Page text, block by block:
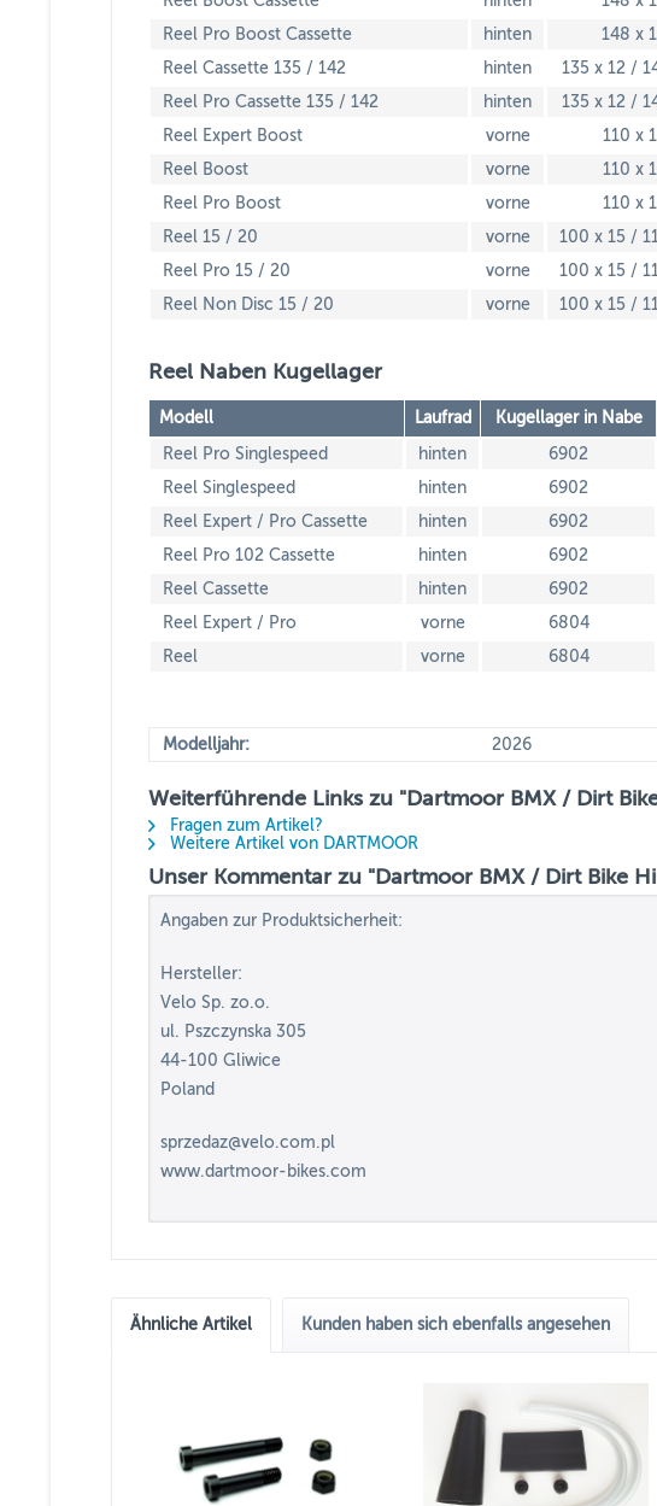
Reel Pro Boost Cassette
hinten 148 x
Reel Cassette 135 / 142
hinten 135 x 12 /
Reel Pro Cassette 135 / 142
hinten 135 x 12 /
Reel Expert Boost
vorne 110 x
Reel Boost
vorne 110 x
Reel Pro Boost
vorne 110 x
Reel 15 / 20
vorne 100 x 15 /
Reel Pro 15 / 20
vorne 100 x 15 /
Reel Non Disc 15 / 20
vorne 100 x 15 /
Reel Naben Kugellager
Modell Laufrad Kugellager in Nabe
Reel Pro Singlespeed
hinten 6902
Reel Singlespeed
hinten 6902
Reel Expert / Pro Cassette
hinten 6902
Reel Pro 102 Cassette
hinten 6902
Reel Cassette
hinten 6902
Reel Expert / Pro
vorne 6804
Reel
vorne 6804
Modelljahr: 2026
Weiterführende Links zu "Dartmoor BMX / Dirt
Fragen zum Artikel?
Weitere Artikel von DARTMOOR
Unser Kommentar zu "Dartmoor BMX / Dirt Bike
Angaben zur Produktsicherheit:
Hersteller:
Velo Sp. zo.o.
ul. Pszczynska 305
44-100 Gliwice
Poland
sprzedaz@velo.com.pl
www.dartmoor-bikes.com
Ähnliche Artikel Kunden haben sich ebenfalls angesehen